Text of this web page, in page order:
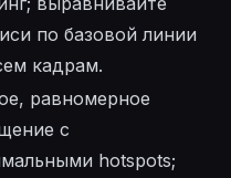
по базовой линии
кадрам.
равномерное
с
hotspots;